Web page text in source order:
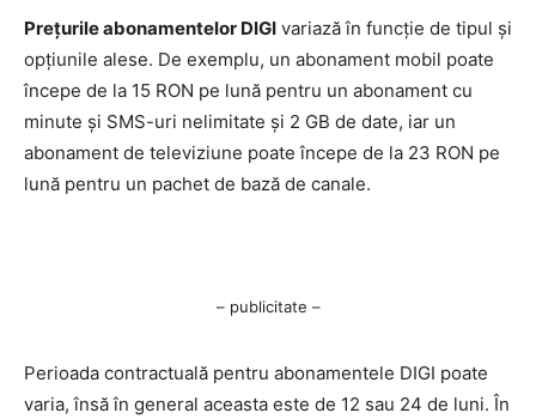
Prețurile abonamentelor DIGI variază în funcție de tipul și
opțiunile alese. De exemplu, un abonament mobil poate
începe de la 15 RON pe lună pentru un abonament cu
minute și SMS-uri nelimitate și 2 GB de date, iar un
abonament de televiziune poate începe de la 23 RON pe
lună pentru un pachet de bază de canale.
– publicitate –
Perioada contractuală pentru abonamentele DIGI poate
varia, însă în general aceasta este de 12 sau 24 de luni. În